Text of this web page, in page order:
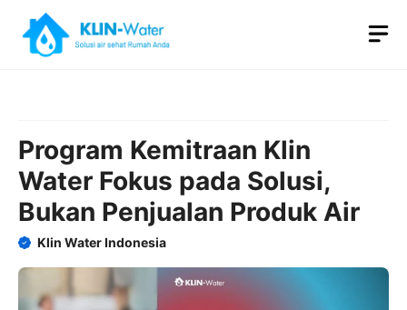
content
Program Kemitraan Klin
Water Fokus pada Solusi,
Bukan Penjualan Produk Air
Klin Water Indonesia